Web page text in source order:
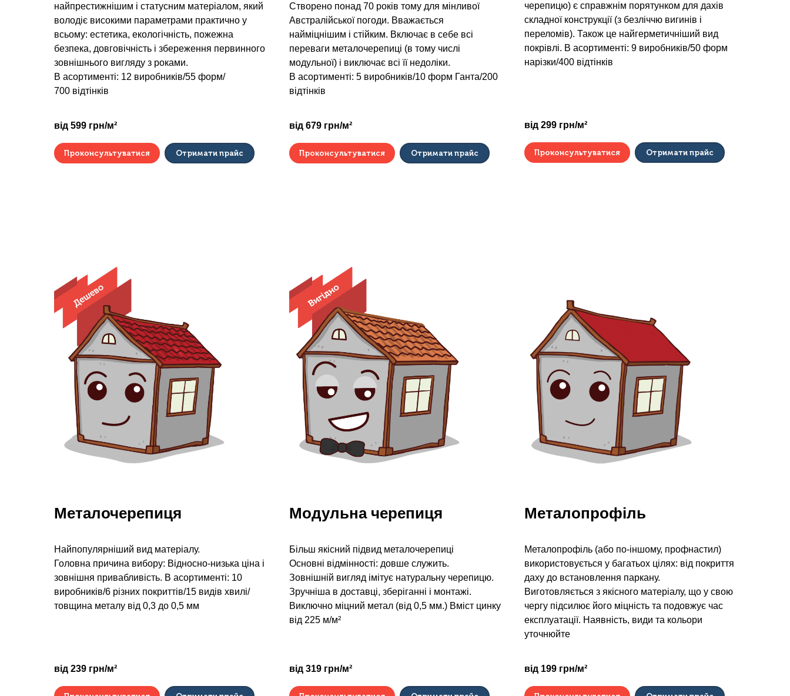
найпрестижнішим і статусним матеріалом, який
володіє високими параметрами практично у
всьому: естетика, екологічність, пожежна
безпека, довговічність і збереження первинного
зовнішнього вигляду з роками.
В асортименті: 12 виробників/55 форм/
700 відтінків
від 599 грн/м²
Проконсультуватися Отримати прайс
Створено понад 70 років тому для мінливої
Австралійської погоди. Вважається
найміцнішим і стійким. Включає в себе всі
переваги металочерепиці (в тому числі
модульної) і виключає всі її недоліки.
В асортименті: 5 виробників/10 форм Ганта/200
відтінків
від 679 грн/м²
Проконсультуватися Отримати прайс
черепицю) є справжнім порятунком для дахів
складної конструкції (з безліччю вигинів і
переломів). Також це найгерметичніший вид
покрівлі. В асортименті: 9 виробників/50 форм
нарізки/400 відтінків
від 299 грн/м²
Проконсультуватися Отримати прайс
Металочерепиця
Найпопулярніший вид матеріалу.
Головна причина вибору: Відносно-низька ціна і
зовнішня привабливість. В асортименті: 10
виробників/6 різних покриттів/15 видів хвилі/
товщина металу від 0,3 до 0,5 мм
від 239 грн/м²
Модульна черепиця
Більш якісний підвид металочерепиці
Основні відмінності: довше служить.
Зовнішній вигляд імітує натуральну черепицю.
Зручніша в доставці, зберіганні і монтажі.
Виключно міцний метал (від 0,5 мм.) Вміст цинку
від 225 м/м²
від 319 грн/м²
Металопрофіль
Металопрофіль (або по-іншому, профнастил)
використовується у багатьох цілях: від покриття
даху до встановлення паркану.
Виготовляється з якісного матеріалу, що у свою
чергу підсилює його міцність та подовжує час
експлуатації. Наявність, види та кольори
уточнюйте
від 199 грн/м²